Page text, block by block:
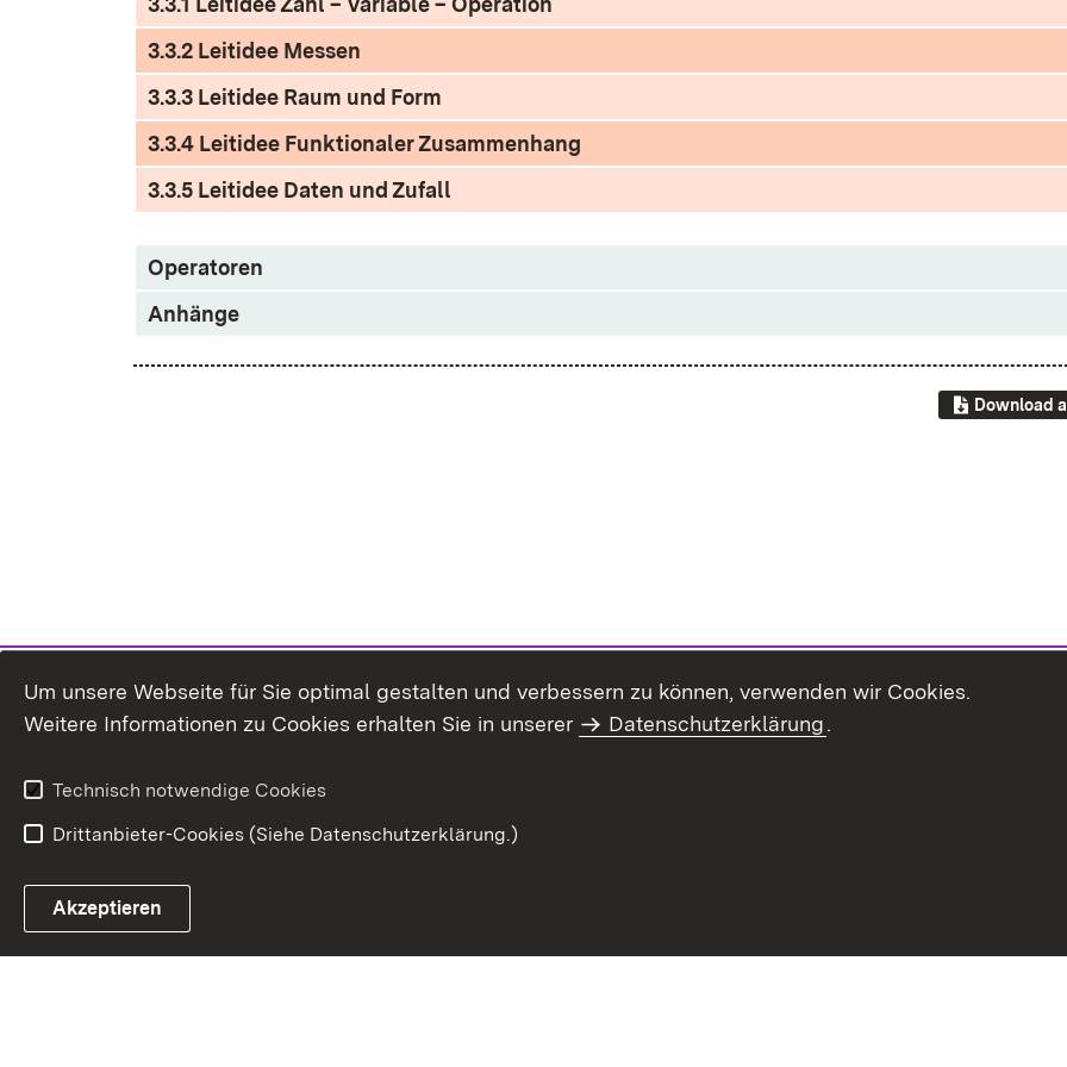
3.3.2 Leitidee Messen
3.3.3 Leitidee Raum und Form
3.3.4 Leitidee Funktionaler Zusammenhang
3.3.5 Leitidee Daten und Zufall
Operatoren
Anhänge
Download
Um unsere Webseite für Sie optimal gestalten und verbessern zu können, verwenden wir Cookies.
Weitere Informationen zu Cookies erhalten Sie in unserer
Datenschutzerklärung.
Technisch notwendige Cookies
Drittanbieter-Cookies (Siehe Datenschutzerklärung.)
Akzeptieren